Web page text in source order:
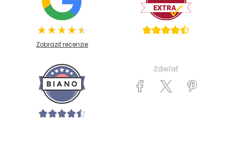
Zobraziť recenzie
Zdieľať